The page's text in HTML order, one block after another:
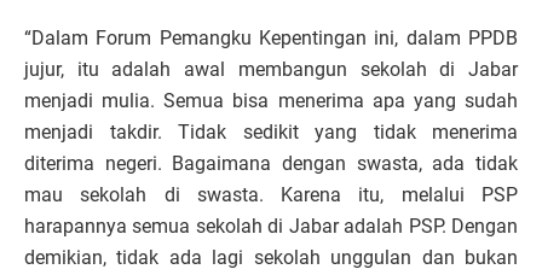
“Dalam Forum Pemangku Kepentingan ini, dalam PPDB
jujur, itu adalah awal membangun sekolah di Jabar
menjadi mulia. Semua bisa menerima apa yang sudah
menjadi takdir. Tidak sedikit yang tidak menerima
diterima negeri. Bagaimana dengan swasta, ada tidak
mau sekolah di swasta. Karena itu, melalui PSP
harapannya semua sekolah di Jabar adalah PSP. Dengan
demikian, tidak ada lagi sekolah unggulan dan bukan